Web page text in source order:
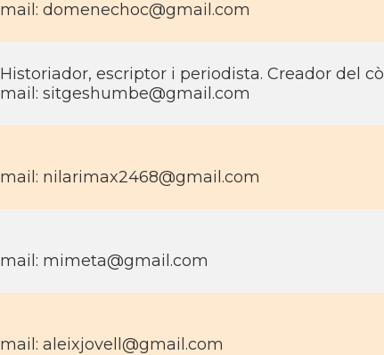
mail: domenechoc@gmail.com
Historiador, escriptor i periodista. Creador del
mail: sitgeshumbe@gmail.com
mail: nilarimax2468@gmail.com
mail: mimeta@gmail.com
mail: aleixjovell@gmail.com